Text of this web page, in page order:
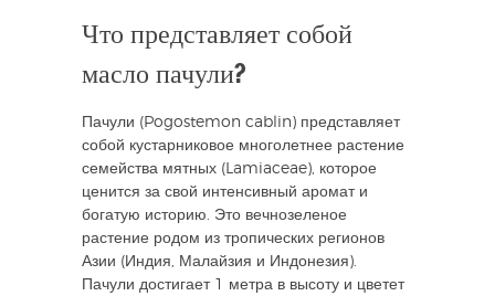
Что представляет собой
масло пачули?
Пачули (Pogostemon cablin) представляет
собой кустарниковое многолетнее растение
семейства мятных (Lamiaceae), которое
ценится за свой интенсивный аромат и
богатую историю. Это вечнозеленое
растение родом из тропических регионов
Азии (Индия, Малайзия и Индонезия).
Пачули достигает 1 метра в высоту и цветет